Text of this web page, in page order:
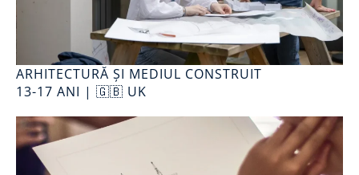
ARHITECTURĂ ȘI MEDIUL CONSTRUIT
13-17 ANI | 🇬🇧 UK